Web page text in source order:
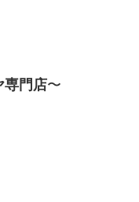
専門店〜